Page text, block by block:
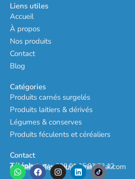
Liens utiles
Accueil
À propos
Nos produits
Contact
Blog
Catégories
Produits carnés surgelés
Produits laitiers & dérivés
Légumes & conserves
Produits féculents et céréaliers
Contact
Téléphone : +229 01 95 92 72 12
contact@akpenouinternational.com
Adresse : Cotonou, Bénin